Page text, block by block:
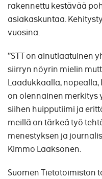
rakennettu kestävää
asiakaskuntaa.
vuosina.
”STT on ainutlaatuinen
siirryn nöyrin mielin
Laadukkaalla,
on olennainen merkitys
siihen huipputiimi ja
meillä on tärkeä työ
menestyksen ja
Kimmo Laaksonen.
Suomen Tietotoimiston